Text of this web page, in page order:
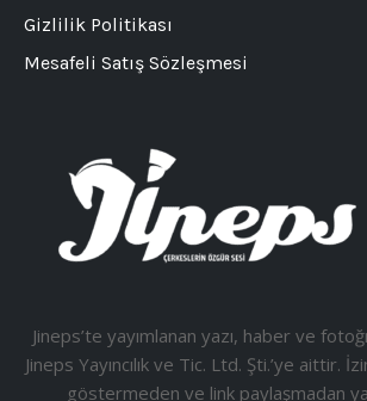
Jineps’te yayımlanan yazı, haber ve
Jineps Yayıncılık ve Tic. Ltd. Şti.’ye aittir.
göstermeden ve link paylaşmadan
Gizlilik Politikası
Mesafeli Satış Sözleşmesi